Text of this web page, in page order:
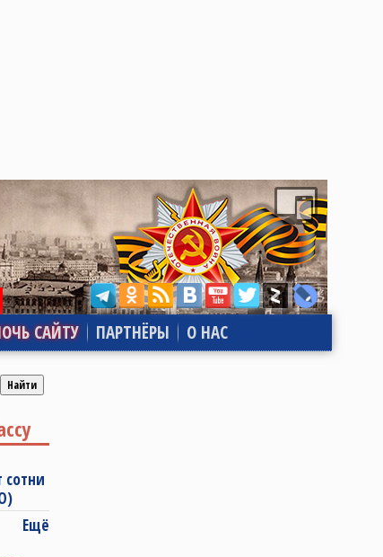
САЙТУ ПАРТНЁРЫ О НАС
сотни
Ещё